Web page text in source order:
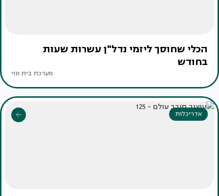
הכלי שחוסך ליזמי נדל"ן עשרות שעות
בחודש
מערכת בית ונוי
אדריכלות